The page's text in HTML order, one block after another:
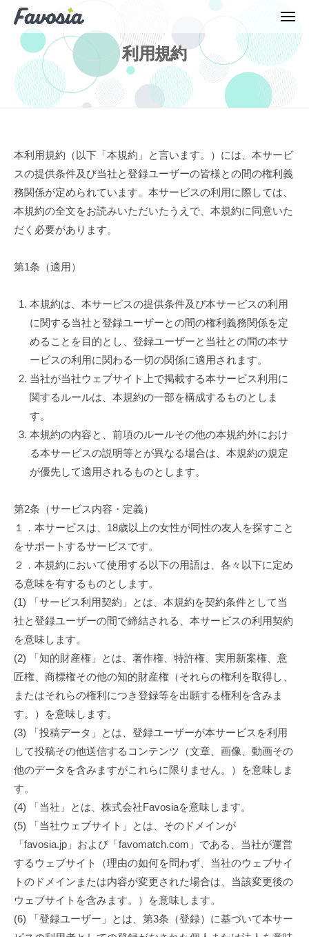
F
v
o
t
c
h
メ
ュ
ー
利用規約
利
用
規
約
2023
月
favosia
本利用規約（以下「本規約」と言います。）には、本サービ
スの提供条件及び当社と登録ユーザーの皆様との間の権利義
務関係が定められています。本サービスの利用に際しては、
本規約の全文をお読みいただいたうえで、本規約に同意いた
だく必要があります。
第1条（適用）
本規約は、本サービスの提供条件及び本サービスの利用
に関する当社と登録ユーザーとの間の権利義務関係を定
めることを目的とし、登録ユーザーと当社との間の本サ
ービスの利用に関わる一切の関係に適用されます。
当社が当社ウェブサイト上で掲載する本サービス利用に
関するルールは、本規約の一部を構成するものとしま
す。
本規約の内容と、前項のルールその他の本規約外におけ
る本サービスの説明等とが異なる場合は、本規約の規定
が優先して適用されるものとします。
第2条（サービス内容・定義）
１．本サービスは、18歳以上の女性が同性の友人を探すこと
をサポートするサービスです。
２．本規約において使用する以下の用語は、各々以下に定め
る意味を有するものとします。
(1) 「サービス利用契約」とは、本規約を契約条件として当
社と登録ユーザーの間で締結される、本サービスの利用契約
を意味します。
(2) 「知的財産権」とは、著作権、特許権、実用新案権、意
匠権、商標権その他の知的財産権（それらの権利を取得し、
またはそれらの権利につき登録等を出願する権利を含みま
す。）を意味します。
(3) 「投稿データ」とは、登録ユーザーが本サービスを利用
して投稿その他送信するコンテンツ（文章、画像、動画その
他のデータを含みますがこれらに限りません。）を意味しま
す。
(4) 「当社」とは、株式会社Favosiaを意味します。
(5) 「当社ウェブサイト」とは、そのドメインが
「favosia.jp」および「favomatch.com」である、当社が運営
するウェブサイト（理由の如何を問わず、当社のウェブサイ
トのドメインまたは内容が変更された場合は、当該変更後の
ウェブサイトを含みます。）を意味します。
(6) 「登録ユーザー」とは、第3条（登録）に基づいて本サー
a
m
a
ー